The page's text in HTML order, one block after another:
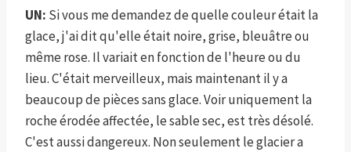
UN: Si vous me demandez de quelle couleur était la
glace, j'ai dit qu'elle était noire, grise, bleuâtre ou
même rose. Il variait en fonction de l'heure ou du
lieu. C'était merveilleux, mais maintenant il y a
beaucoup de pièces sans glace. Voir uniquement la
roche érodée affectée, le sable sec, est très désolé.
C'est aussi dangereux. Non seulement le glacier a